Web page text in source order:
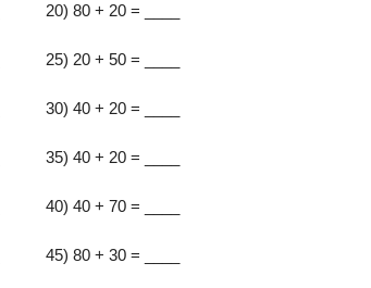
20) 80 + 20 = ____
25) 20 + 50 = ____
30) 40 + 20 = ____
35) 40 + 20 = ____
40) 40 + 70 = ____
45) 80 + 30 = ____